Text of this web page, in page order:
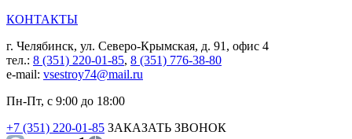
КОНТАКТЫ
г. Челябинск, ул. Северо-Крымская, д. 91, офис 4
тел.: 8 (351) 220-01-85, 8 (351) 776-38-80
e-mail: vsestroy74@mail.ru
Пн-Пт, с 9:00 до 18:00
+7 (351) 220-01-85 ЗАКАЗАТЬ ЗВОНОК